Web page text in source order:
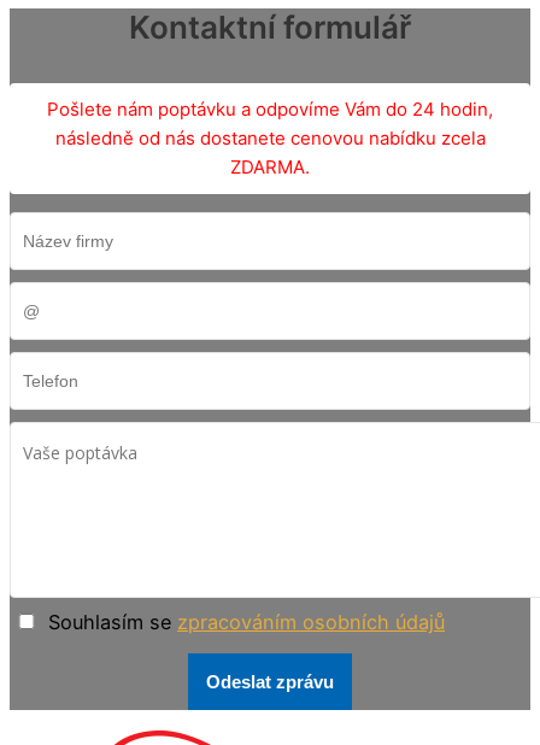
Kontaktní formulář
Pošlete nám poptávku a odpovíme Vám do 24 hodin,
následně od nás dostanete cenovou nabídku zcela
ZDARMA.
Souhlasím se zpracováním osobních údajů
Odeslat zprávu